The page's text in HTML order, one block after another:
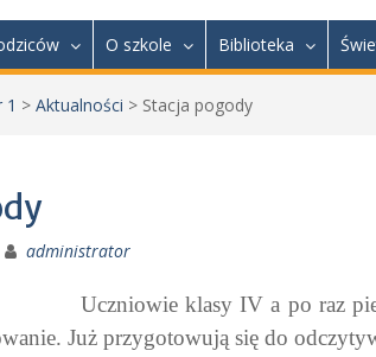
O szkole Biblioteka
1 > Aktualności > Stacja pogody
administrator
Uczniowie klasy IV a po raz
Już przygotowują się do